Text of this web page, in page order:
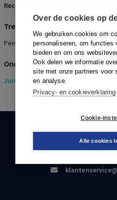
Over de cookies op
We gebruiken cookies om
personaliseren, om functies
bieden en om ons
Ook delen we informatie
site met onze partners voor
en analyse.
Privacy- en cookieverklaring
Cookie-
Alle cookies
Rechters:
Trefwoorden
Pensioenopzegging, Uitleg,
Onderwerpen
Juridisch> Pensioenrecht
088-0301000